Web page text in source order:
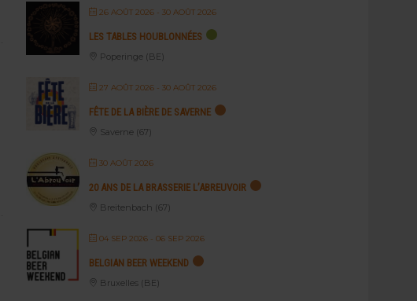
26 AOÛT 2026 - 30 AOÛT 2026
LES TABLES HOUBLONNÉES
Poperinge (BE)
27 AOÛT 2026 - 30 AOÛT 2026
FÊTE DE LA BIÈRE DE SAVERNE
Saverne (67)
30 AOÛT 2026
20 ANS DE LA BRASSERIE L’ABREUVOIR
Breitenbach (67)
04 SEP 2026 - 06 SEP 2026
BELGIAN BEER WEEKEND
Bruxelles (BE)